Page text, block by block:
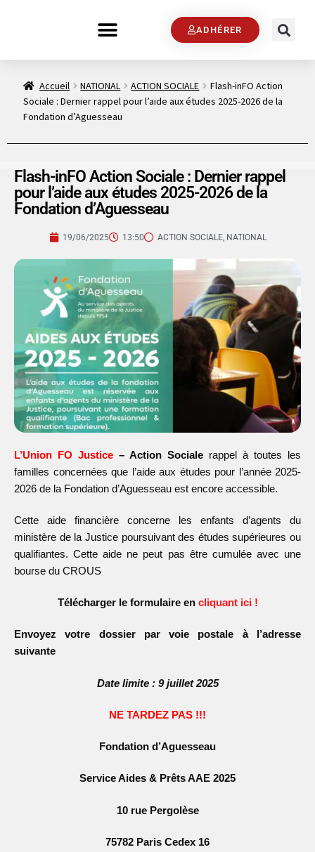
ADHÉRER
Accueil NATIONAL ACTION SOCIALE
Flash-inFO Action
Sociale : Dernier rappel pour l’aide aux études 2025-2026 de la
Fondation d’Aguesseau
Flash-inFO Action Sociale : Dernier rappel
pour l’aide aux études 2025-2026 de la
Fondation d’Aguesseau
19/06/2025 13:50 ACTION SOCIALE, NATIONAL
L’Union FO Justice – Action Sociale rappel à toutes les
familles concernées que l’aide aux études pour l’année 2025-
2026 de la Fondation d’Aguesseau est encore accessible.
Cette aide financière concerne les enfants d’agents du
ministère de la Justice poursuivant des études supérieures ou
qualifiantes. Cette aide ne peut pas être cumulée avec une
bourse du CROUS
Télécharger le formulaire encliquant ici !
Envoyez votre dossier par voie postale à l’adresse
suivante
Date limite : 9 juillet 2025
NE TARDEZ PAS !!!
Fondation d’Aguesseau
Service Aides & Prêts AAE 2025
10 rue Pergolèse
75782 Paris Cedex 16